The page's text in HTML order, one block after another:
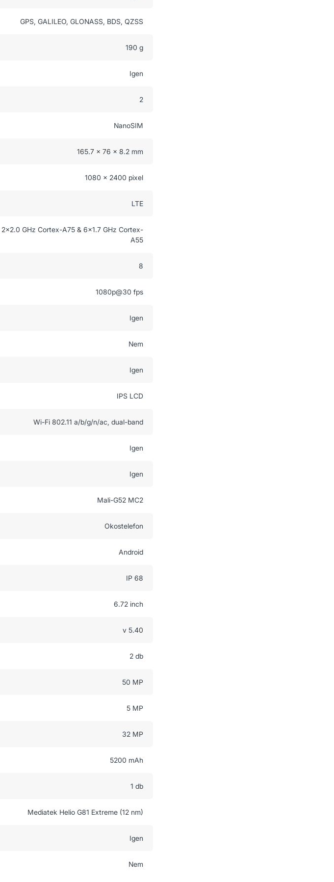
GPS, GALILEO, GLONASS, BDS, QZSS
190 g
Igen
2
NanoSIM
165.7 x 76 x 8.2 mm
1080 x 2400 pixel
LTE
2x2.0 GHz Cortex-A75 & 6x1.7 GHz Cortex-
A55
8
1080p@30 fps
Igen
Nem
Igen
IPS LCD
Wi-Fi 802.11 a/b/g/n/ac, dual-band
Igen
Igen
Mali-G52 MC2
Okostelefon
Android
IP 68
6.72 inch
v 5.40
2 db
50 MP
5 MP
32 MP
5200 mAh
1 db
Mediatek Helio G81 Extreme (12 nm)
Igen
Nem